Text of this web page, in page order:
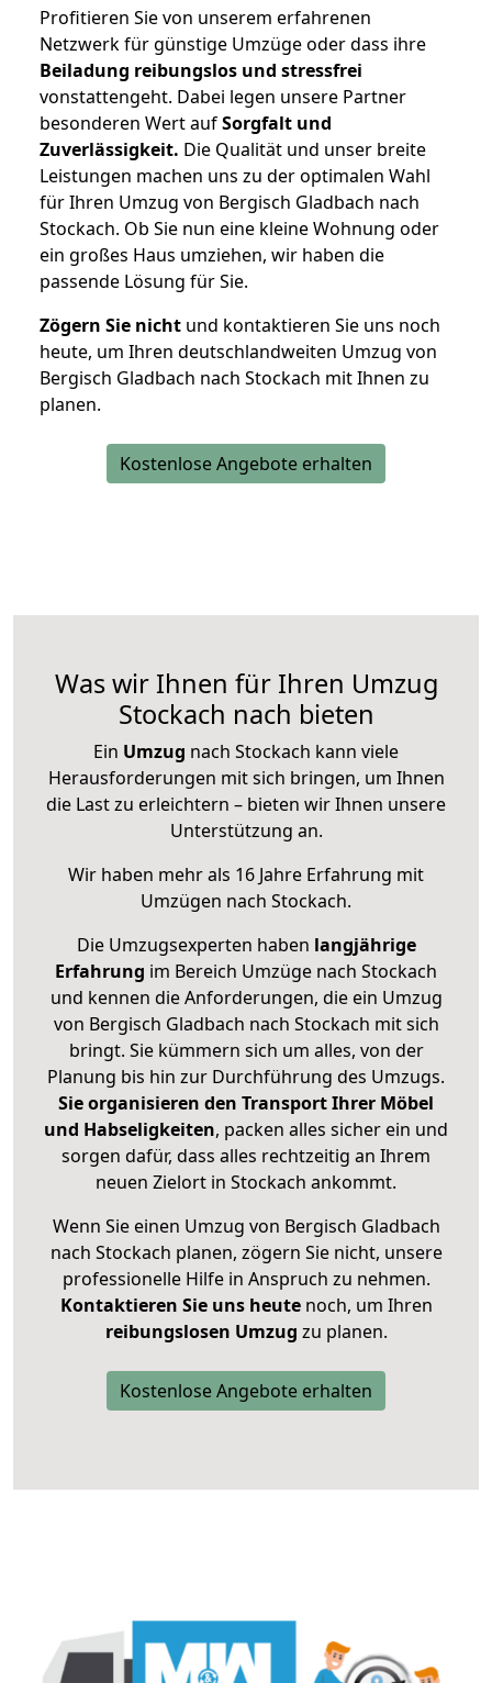
Profitieren Sie von unserem erfahrenen
Netzwerk für günstige Umzüge oder dass ihre
Beiladung reibungslos und stressfrei
vonstattengeht. Dabei legen unsere Partner
besonderen Wert aufSorgfalt und
Zuverlässigkeit. Die Qualität und unser breite
Leistungen machen uns zu der optimalen Wahl
für Ihren Umzug von Bergisch Gladbach nach
Stockach. Ob Sie nun eine kleine Wohnung oder
ein großes Haus umziehen, wir haben die
passende Lösung für Sie.
Zögern Sie nicht und kontaktieren Sie uns noch
heute, um Ihren deutschlandweiten Umzug von
Bergisch Gladbach nach Stockach mit Ihnen zu
planen.
Kostenlose Angebote erhalten
Was wir Ihnen für Ihren Umzug
Stockach nach bieten
Ein Umzug nach Stockach kann viele
Herausforderungen mit sich bringen, um Ihnen
die Last zu erleichtern – bieten wir Ihnen unsere
Unterstützung an.
Wir haben mehr als 16 Jahre Erfahrung mit
Umzügen nach Stockach.
Die Umzugsexperten haben langjährige
Erfahrung im Bereich Umzüge nach Stockach
und kennen die Anforderungen, die ein Umzug
von Bergisch Gladbach nach Stockach mit sich
bringt. Sie kümmern sich um alles, von der
Planung bis hin zur Durchführung des Umzugs.
Sie organisieren den Transport Ihrer Möbel
und Habseligkeiten, packen alles sicher ein und
sorgen dafür, dass alles rechtzeitig an Ihrem
neuen Zielort in Stockach ankommt.
Wenn Sie einen Umzug von Bergisch Gladbach
nach Stockach planen, zögern Sie nicht, unsere
professionelle Hilfe in Anspruch zu nehmen.
Kontaktieren Sie uns heutenoch, um Ihren
reibungslosen Umzug zu planen.
Kostenlose Angebote erhalten